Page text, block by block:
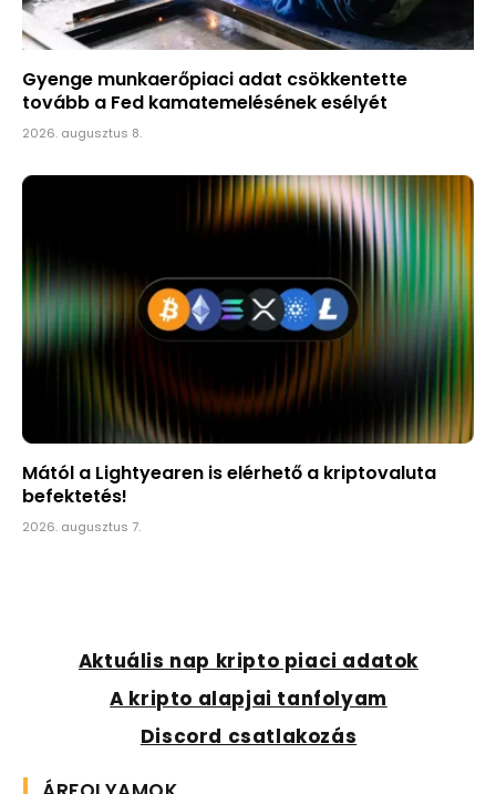
Gyenge munkaerőpiaci adat csökkentette
tovább a Fed kamatemelésének esélyét
2026. augusztus 8.
Mától a Lightyearen is elérhető a kriptovaluta
befektetés!
2026. augusztus 7.
Aktuális nap kripto piaci adatok
A kripto alapjai tanfolyam
Discord csatlakozás